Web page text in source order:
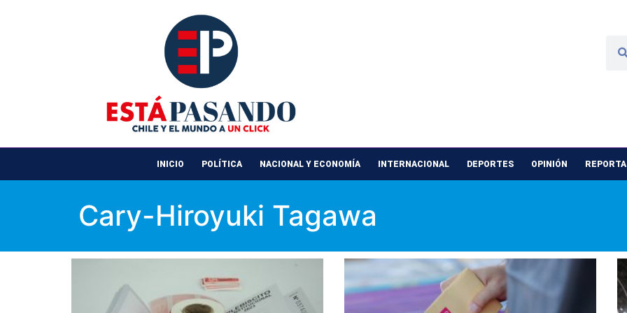
INICIO POLÍTICA NACIONAL Y ECONOMÍA INTERNACIONAL DEPORTES OPINIÓN
Cary-Hiroyuki Tagawa